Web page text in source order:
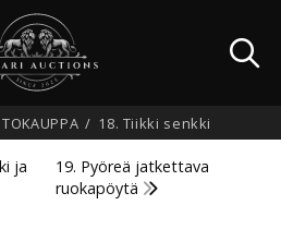
/ 18. Tiikki senkki
ja
19. Pyöreä jatkettava
ruokapöytä